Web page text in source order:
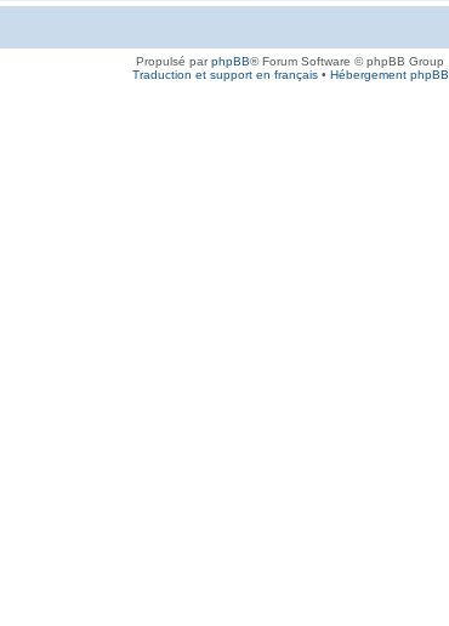
Propulsé parphpBB® Forum Software © phpBB Group
Traduction et support en français• Hébergement phpBB